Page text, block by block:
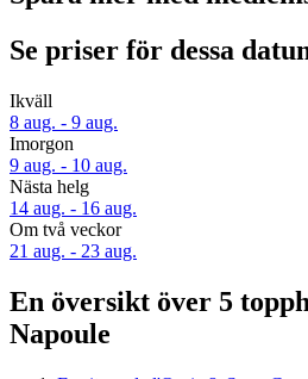
Se priser för dessa
Ikväll
8 aug. - 9 aug.
Imorgon
9 aug. - 10 aug.
Nästa helg
14 aug. - 16 aug.
Om två veckor
21 aug. - 23 aug.
En översikt över 5
Napoule